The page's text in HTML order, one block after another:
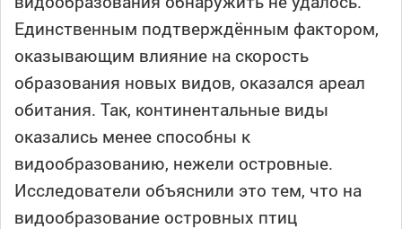
Единственным подтверждённым фактором,
оказывающим влияние на скорость
образования новых видов, оказался ареал
обитания. Так, континентальные виды
оказались менее способны к
видообразованию, нежели островные.
Исследователи объяснили это тем, что на
видообразование островных птиц